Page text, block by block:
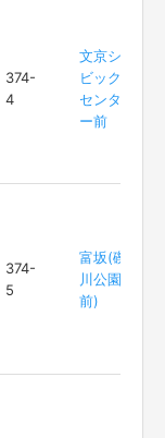
374-
4
文京シ
ビック
センタ
ー前
374-
5
富坂(礫
川公園
前)